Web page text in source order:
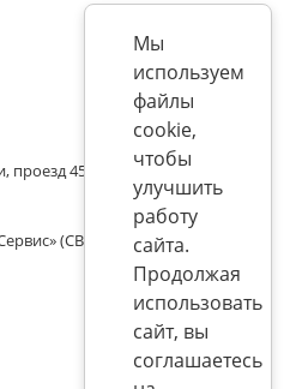
4536 владение 8, стр.10
(СВК)
Мы
используем
файлы
cookie,
чтобы
улучшить
работу
сайта.
Продолжая
использовать
сайт, вы
соглашаетесь